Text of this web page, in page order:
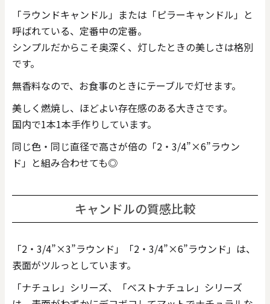
「ラウンドキャンドル」または「ピラーキャンドル」と
呼ばれている、定番中の定番。
シンプルだからこそ奥深く、灯したときの美しさは格別
です。
無香料なので、お食事のときにテーブルで灯せます。
美しく燃焼し、ほどよい存在感のある大きさです。
国内で1本1本手作りしています。
同じ色・同じ直径で高さが倍の「2・3/4”×6”ラウン
ド」と組み合わせても◎
キャンドルの質感比較
「2・3/4”×3”ラウンド」「2・3/4”×6”ラウンド」は、
表面がツルっとしています。
「ナチュレ」シリーズ、「ベストナチュレ」シリーズ